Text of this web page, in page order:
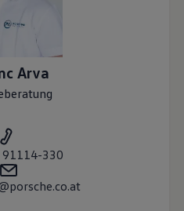
Arva
330